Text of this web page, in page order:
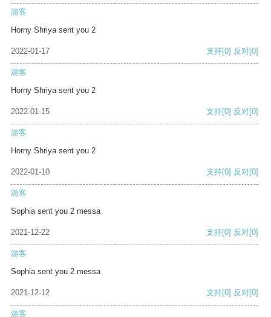
游客
Horny Shriya sent you 2
2022-01-17 支持[0] 反对[0]
游客
Horny Shriya sent you 2
2022-01-15 支持[0] 反对[0]
游客
Horny Shriya sent you 2
2022-01-10 支持[0] 反对[0]
游客
Sophia sent you 2 messa
2021-12-22 支持[0] 反对[0]
游客
Sophia sent you 2 messa
2021-12-12 支持[0] 反对[0]
游客